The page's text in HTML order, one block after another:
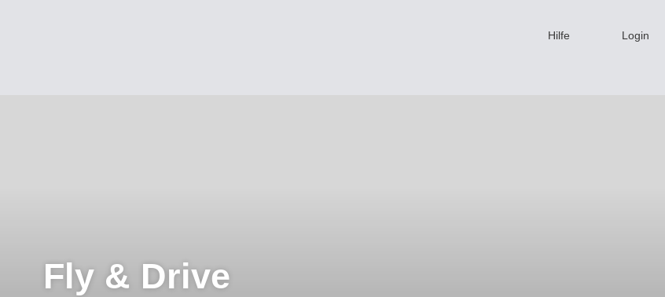
Hilfe Login
Fly & Drive